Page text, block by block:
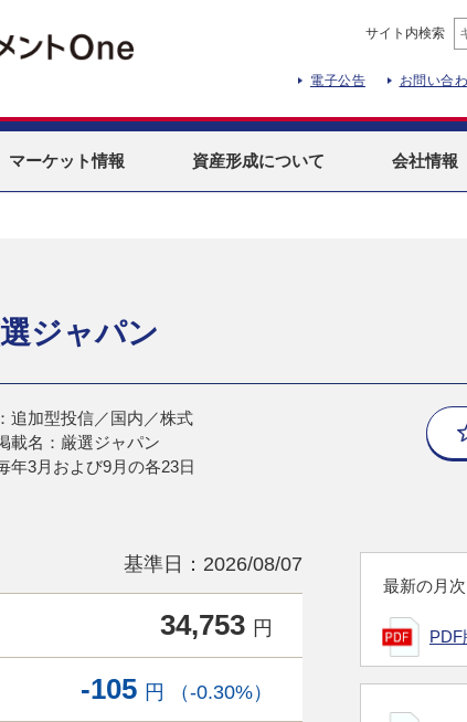
サイト内検索
電子公告 お問い合
マーケット情報 資産形成について 会社情報
ジャパン
追加型投信／国内／株式
載名：厳選ジャパン
年3月および9月の各23日
基準日：2026/08/07
34,753 円
-105 円 （-0.30%）
最新の月
PDF